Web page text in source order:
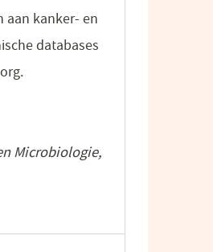
aan kanker- en
databases
Microbiologie,